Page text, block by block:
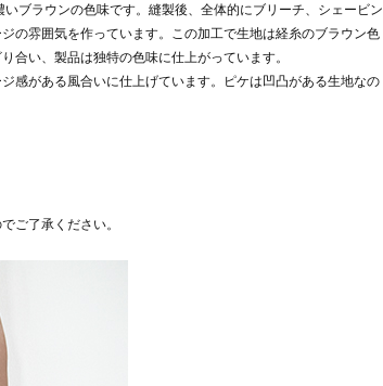
ブラウンの色味です。縫製後、全体的にブリーチ、シェービン
の雰囲気を作っています。この加工で生地は経糸のブラウン色
合い、製品は独特の色味に仕上がっています。
感がある風合いに仕上げています。ピケは凹凸がある生地なの
ご了承ください。